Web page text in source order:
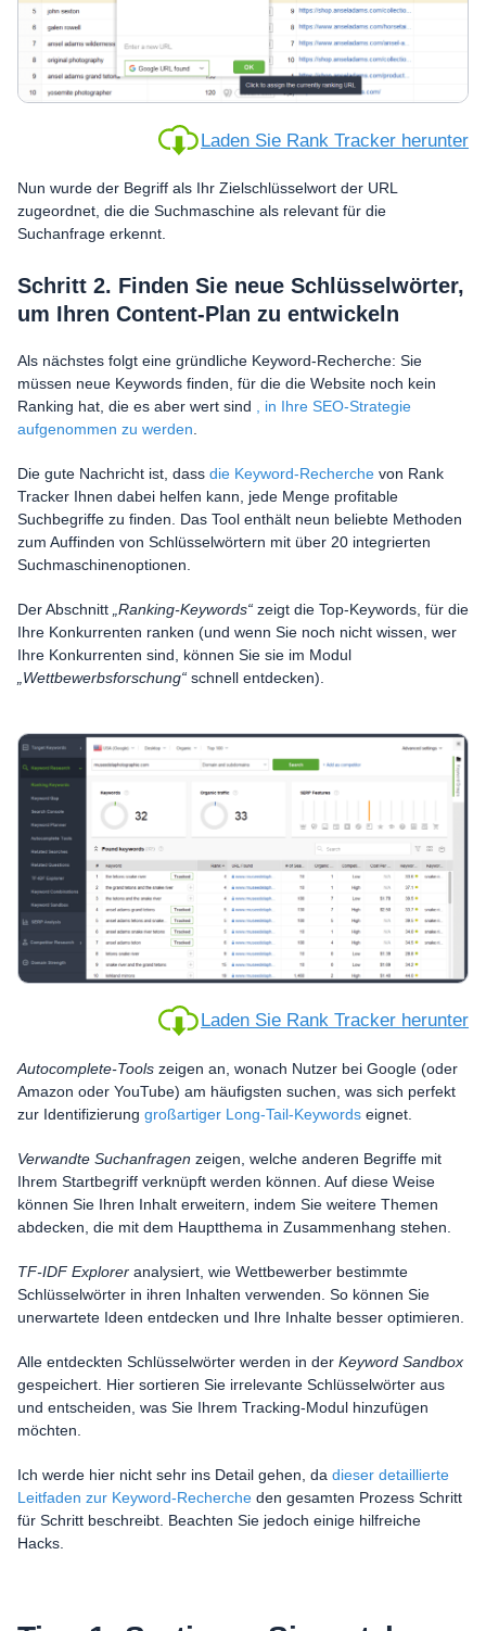
Laden Sie Rank Tracker herunter
Nun wurde der Begriff als Ihr Zielschlüsselwort der URL
zugeordnet, die die Suchmaschine als relevant für die
Suchanfrage erkennt.
Schritt 2. Finden Sie neue Schlüsselwörter,
um Ihren Content-Plan zu entwickeln
Als nächstes folgt eine gründliche Keyword-Recherche: Sie
müssen neue Keywords finden, für die die Website noch kein
Ranking hat, die es aber wert sind
, in Ihre SEO-Strategie
aufgenommen zu werden
Die gute Nachricht ist, dass die Keyword-Recherche von Rank
Tracker Ihnen dabei helfen kann, jede Menge profitable
Suchbegriffe zu finden. Das Tool enthält neun beliebte Methoden
zum Auffinden von Schlüsselwörtern mit über 20 integrierten
Suchmaschinenoptionen.
Der Abschnitt „Ranking-Keywords“ zeigt die Top-Keywords, für die
Ihre Konkurrenten ranken (und wenn Sie noch nicht wissen, wer
Ihre Konkurrenten sind, können Sie sie im Modul
„Wettbewerbsforschung“ schnell entdecken).
Laden Sie Rank Tracker herunter
Autocomplete-Tools zeigen an, wonach Nutzer bei Google (oder
Amazon oder YouTube) am häufigsten suchen, was sich perfekt
zur Identifizierung großartiger Long-Tail-Keywords eignet.
Verwandte Suchanfragen zeigen, welche anderen Begriffe mit
Ihrem Startbegriff verknüpft werden können. Auf diese Weise
können Sie Ihren Inhalt erweitern, indem Sie weitere Themen
abdecken, die mit dem Hauptthema in Zusammenhang stehen.
TF-IDF Explorer analysiert, wie Wettbewerber bestimmte
Schlüsselwörter in ihren Inhalten verwenden. So können Sie
unerwartete Ideen entdecken und Ihre Inhalte besser optimieren.
Alle entdeckten Schlüsselwörter werden in der Keyword Sandbox
gespeichert. Hier sortieren Sie irrelevante Schlüsselwörter aus
und entscheiden, was Sie Ihrem Tracking-Modul hinzufügen
möchten.
Ich werde hier nicht sehr ins Detail gehen, da dieser detaillierte
Leitfaden zur Keyword-Recherche den gesamten Prozess Schritt
für Schritt beschreibt. Beachten Sie jedoch einige hilfreiche
Hacks.